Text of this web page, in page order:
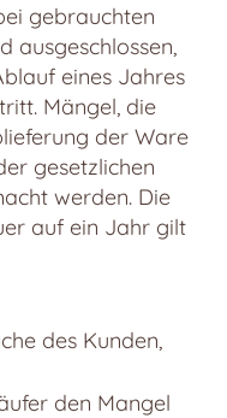
gebrauchten
ausgeschlossen,
eines Jahres
Mängel, die
der Ware
gesetzlichen
werden. Die
auf ein Jahr gilt
des Kunden,
den Mangel